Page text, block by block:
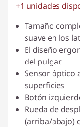
Descuento
+1 unidades
Tamaño
suave en los
El diseño
del pulgar.
Sensor óptico
superficies
Botón
Rueda de
(arriba/abajo)